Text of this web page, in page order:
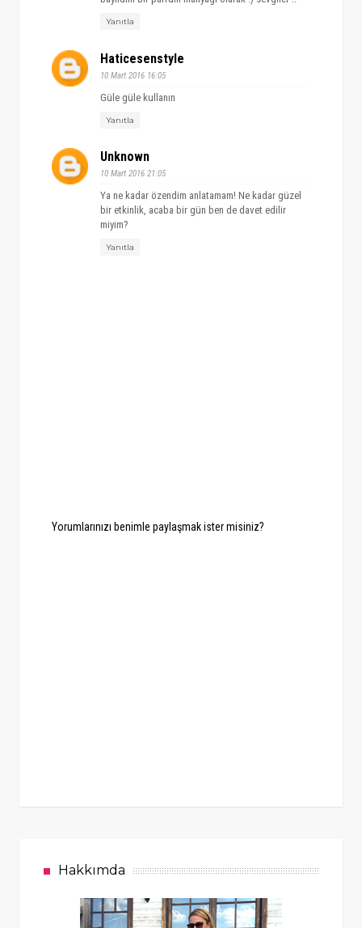
Yanıtla
Haticesenstyle
10 Mart 2016 16:05
Güle güle kullanın
Yanıtla
Unknown
10 Mart 2016 21:05
Ya ne kadar özendim anlatamam! Ne kadar güzel
bir etkinlik, acaba bir gün ben de davet edilir
miyim?
Yanıtla
Yorumlarınızı benimle paylaşmak ister misiniz?
Hakkımda